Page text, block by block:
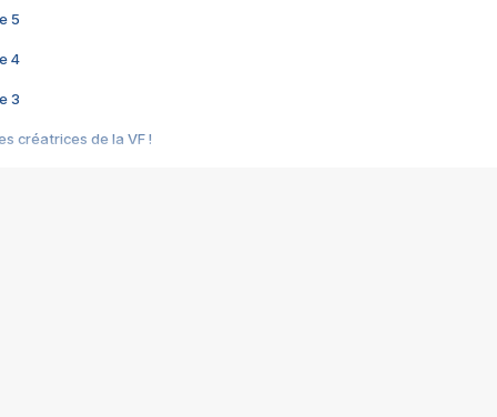
5
4
3
créatrices de la VF !